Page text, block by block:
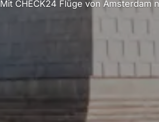
Mit CHECK24 Flüge von Amsterdam